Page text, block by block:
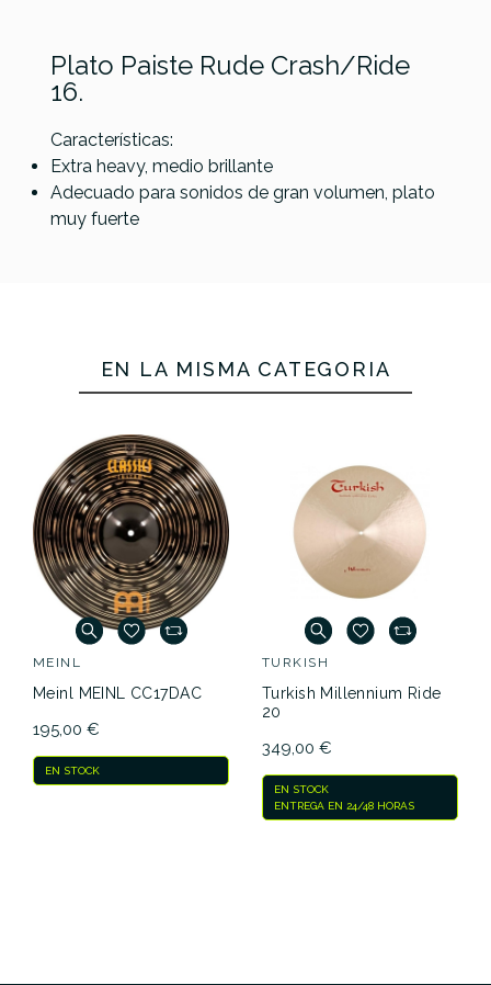
Plato Paiste Rude Crash/Ride
16.
Características:
Extra heavy, medio brillante
Adecuado para sonidos de gran volumen, plato
muy fuerte
Referencia
299,00 € 298,00 € 288,00 €
EN LA MISMA CATEGORÍA
MEINL
Meinl MEINL CC17DAC
195,00 €
EN STOCK
TURKISH
Turkish Millennium Ride
20
349,00 €
EN STOCK
ENTREGA EN 24/48 HORAS